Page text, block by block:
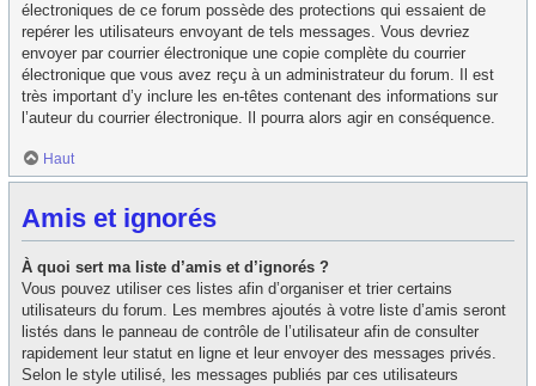
électroniques de ce forum possède des protections qui essaient de
repérer les utilisateurs envoyant de tels messages. Vous devriez
envoyer par courrier électronique une copie complète du courrier
électronique que vous avez reçu à un administrateur du forum. Il est
très important d’y inclure les en-têtes contenant des informations sur
l’auteur du courrier électronique. Il pourra alors agir en conséquence.
Haut
Amis et ignorés
À quoi sert ma liste d’amis et d’ignorés ?
Vous pouvez utiliser ces listes afin d’organiser et trier certains
utilisateurs du forum. Les membres ajoutés à votre liste d’amis seront
listés dans le panneau de contrôle de l’utilisateur afin de consulter
rapidement leur statut en ligne et leur envoyer des messages privés.
Selon le style utilisé, les messages publiés par ces utilisateurs